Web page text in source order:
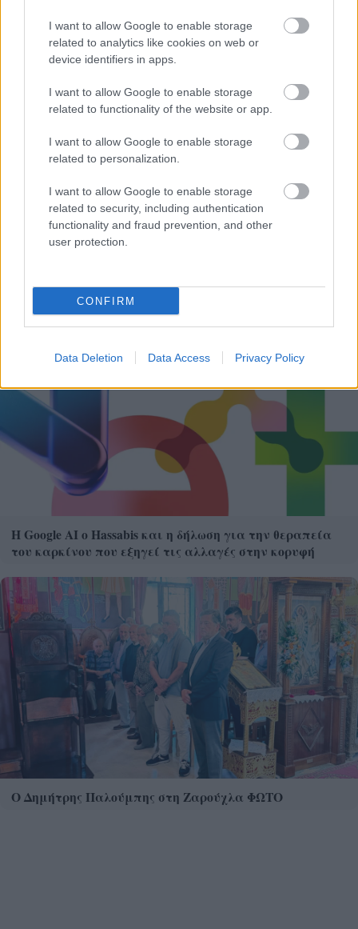
I want to allow Google to enable storage
related to analytics like cookies on web or
device identifiers in apps.
I want to allow Google to enable storage
related to functionality of the website or app.
I want to allow Google to enable storage
related to personalization.
I want to allow Google to enable storage
related to security, including authentication
functionality and fraud prevention, and other
user protection.
CONFIRM
Data Deletion Data Access Privacy Policy
χρήματα «μέσα»;
Η Google ΑΙ ο Hassabis και η δήλωση για την θεραπεία
του καρκίνου που εξηγεί τις αλλαγές στην κορυφή
Ο Δημήτρης Παλούμπης στη Ζαρούχλα ΦΩΤΟ